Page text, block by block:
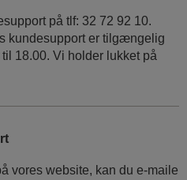
på tlf: 32 72 92 10.
kundesupport er tilgængelig
18.00. Vi holder lukket på
vores website, kan du e-maile